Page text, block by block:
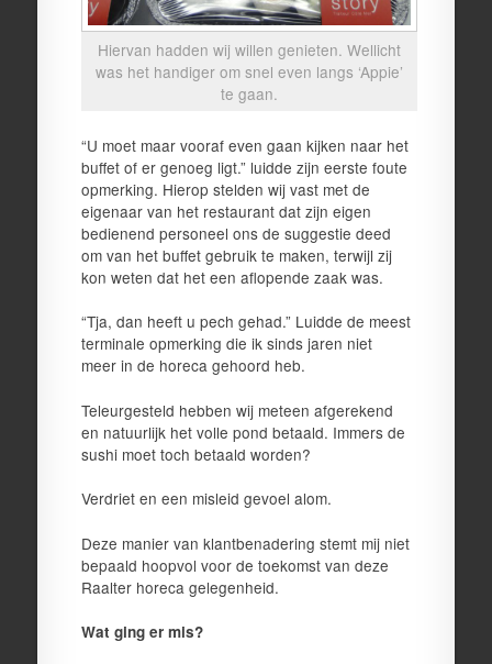
Hiervan hadden wij willen genieten. Wellicht
was het handiger om snel even langs ‘Appie’
te gaan.
“U moet maar vooraf even gaan kijken naar het
buffet of er genoeg ligt.” luidde zijn eerste foute
opmerking. Hierop stelden wij vast met de
eigenaar van het restaurant dat zijn eigen
bedienend personeel ons de suggestie deed
om van het buffet gebruik te maken, terwijl zij
kon weten dat het een aflopende zaak was.
“Tja, dan heeft u pech gehad.” Luidde de meest
terminale opmerking die ik sinds jaren niet
meer in de horeca gehoord heb.
Teleurgesteld hebben wij meteen afgerekend
en natuurlijk het volle pond betaald. Immers de
sushi moet toch betaald worden?
Verdriet en een misleid gevoel alom.
Deze manier van klantbenadering stemt mij niet
bepaald hoopvol voor de toekomst van deze
Raalter horeca gelegenheid.
Wat ging er mis?